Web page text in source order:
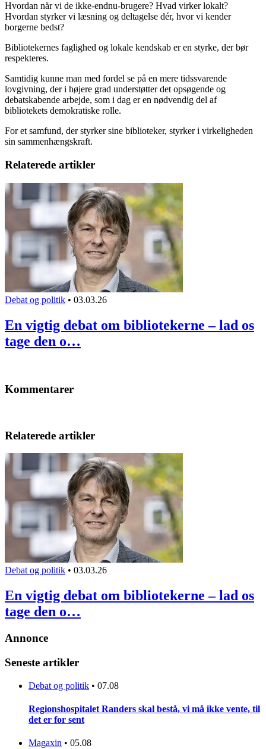
Hvordan når vi de ikke-endnu-brugere? Hvad virker lokalt?
Hvordan styrker vi læsning og deltagelse dér, hvor vi kender
borgerne bedst?
Bibliotekernes faglighed og lokale kendskab er en styrke, der bør
respekteres.
Samtidig kunne man med fordel se på en mere tidssvarende
lovgivning, der i højere grad understøtter det opsøgende og
debatskabende arbejde, som i dag er en nødvendig del af
bibliotekets demokratiske rolle.
For et samfund, der styrker sine biblioteker, styrker i virkeligheden
sin sammenhængskraft.
Relaterede artikler
Debat og politik • 03.03.26
En vigtig debat om bibliotekerne – lad os
tage den o…
Kommentarer
Relaterede artikler
Debat og politik • 03.03.26
En vigtig debat om bibliotekerne – lad os
tage den o…
Annonce
Seneste artikler
Debat og politik • 07.08
Regionshospitalet Randers skal bestå, vi må ikke vente, til
det er for sent
Magaxin • 05.08